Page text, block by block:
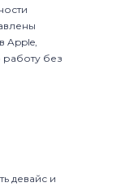
Apple,
работу без
девайс и